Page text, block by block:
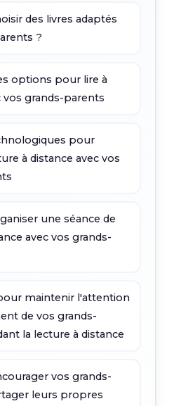
des livres adaptés
?
options pour lire à
vos grands-parents
pour
à distance avec vos
une séance de
avec vos grands-
maintenir l'attention
de vos grands-
la lecture à distance
vos grands-
leurs propres